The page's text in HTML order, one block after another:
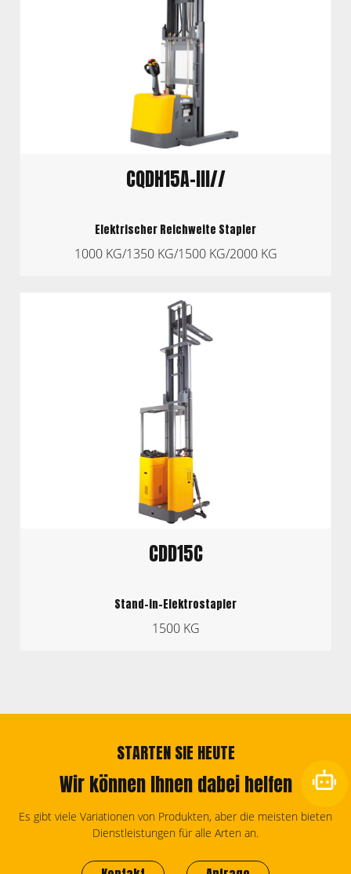
CQDH15A-III//
Elektrischer Reichweite Stapler
1000 KG/1350 KG/1500 KG/2000 KG
CDD15C
Stand-in-Elektrostapler
1500 KG
STARTEN SIE HEUTE
Wir können Ihnen dabei helfen
Es gibt viele Variationen von Produkten, aber die meisten bieten
Dienstleistungen für alle Arten an.